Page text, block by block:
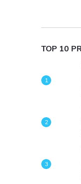
TOP 10